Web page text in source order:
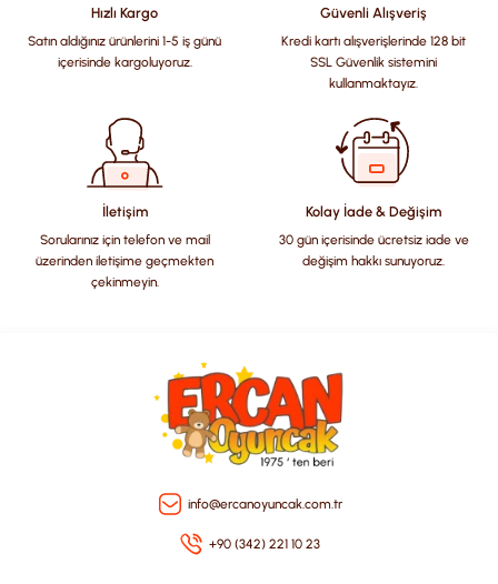
Ürün resmi kalitesiz, bozuk veya görüntülenemiyor.
Ürün açıklamasında eksik bilgiler bulunuyor.
Ürün bilgilerinde hatalar bulunuyor.
Ürün fiyatı diğer sitelerden daha pahalı.
Bu ürüne benzer farklı alternatifler olmalı.
Hızlı Kargo
Satın aldığınız ürünlerini 1-5 iş günü
içerisinde kargoluyoruz.
Güvenli Alışveriş
Kredi kartı alışverişlerinde 128 bit
SSL Güvenlik sistemini
kullanmaktayız.
İletişim
Sorularınız için telefon ve mail
üzerinden iletişime geçmekten
çekinmeyin.
Kolay İade & Değişim
30 gün içerisinde ücretsiz iade ve
değişim hakkı sunuyoruz.
info@ercanoyuncak.com.tr
+90 (342) 221 10 23